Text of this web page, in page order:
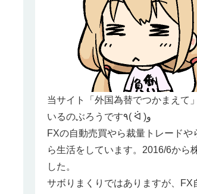
当サイト「外国為替でつかまえて
いるのぶろうです٩( ᐛ )و
FXの自動売買やら裁量トレードや
ら生活をしています。2016/6から
した。
サボりまくりではありますが、FX